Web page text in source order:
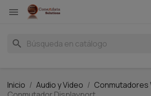

search
Inicio Audio y Video
Conmutadores